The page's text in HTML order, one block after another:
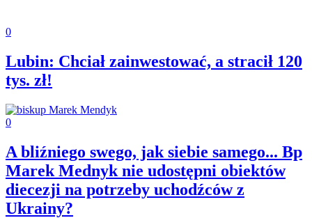
0
Lubin: Chciał zainwestować, a stracił 120
tys. zł!
0
A bliźniego swego, jak siebie samego... Bp
Marek Mednyk nie udostępni obiektów
diecezji na potrzeby uchodźców z
Ukrainy?